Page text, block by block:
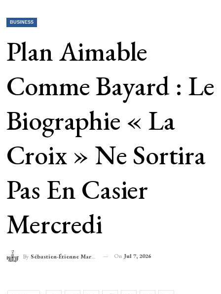
BUSINESS
Plan Aimable
Comme Bayard : Le
Biographie « La
Croix » Ne Sortira
Pas En Casier
Mercredi
By Sébastien-Étienne Marechal On Jul 7, 2026